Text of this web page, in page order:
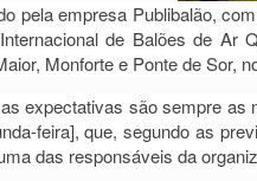
pela empresa Publibalão,
de Balões de Ar
Monforte e Ponte de Sor,
expectativas são sempre
feira], que, segundo as
das responsáveis da